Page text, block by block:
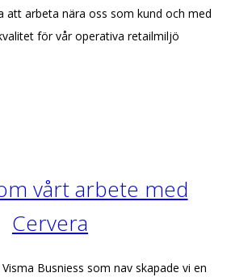
att arbeta nära oss som kund och med
för vår operativa retailmiljö
vårt arbete med
Cervera
Busniess som nav skapade vi en